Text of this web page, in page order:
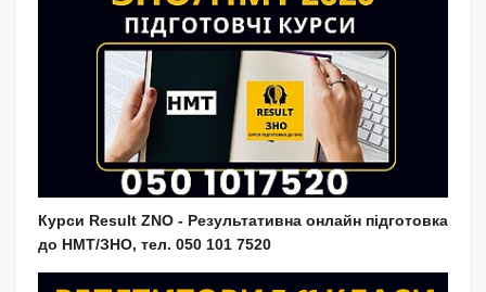
Курси Result ZNO - Результативна онлайн підготовка
до НМТ/ЗНО, тел. 050 101 7520